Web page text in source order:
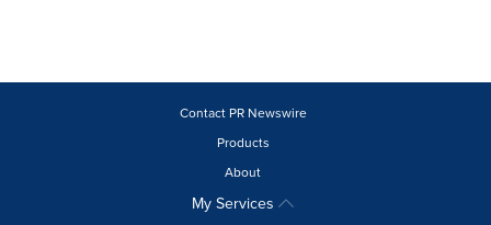
will
Contact PR Newswire
Products
About
My Services